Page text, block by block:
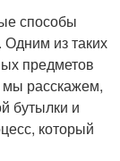
способы
Одним из таких
предметов
мы расскажем,
бутылки и
который